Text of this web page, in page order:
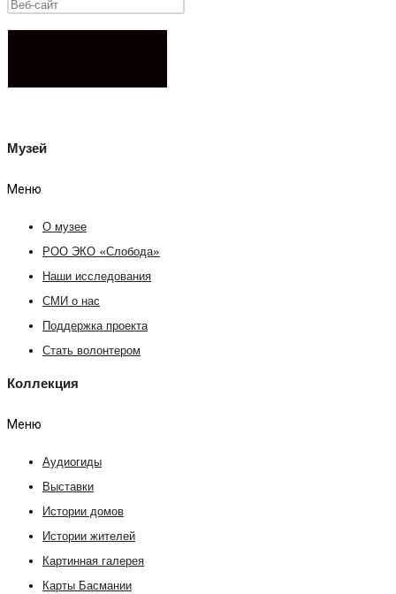
Музей
Меню
О музее
РОО ЭКО «Слобода»
Наши исследования
СМИ о нас
Поддержка проекта
Стать волонтером
Коллекция
Меню
Аудиогиды
Выставки
Истории домов
Истории жителей
Картинная галерея
Карты Басмании